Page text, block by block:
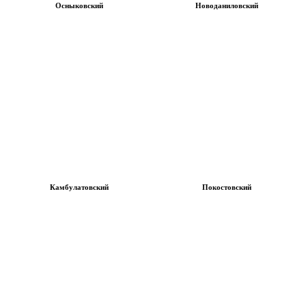
Осныковский Новоданиловский
Камбулатовский Покостовский